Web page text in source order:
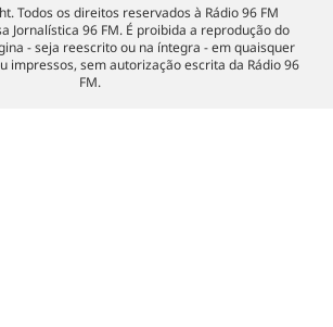
Todos os direitos reservados à Rádio 96 FM
Jornalística 96 FM. É proibida a reprodução do
- seja reescrito ou na íntegra - em quaisquer
impressos, sem autorização escrita da Rádio 96
FM.